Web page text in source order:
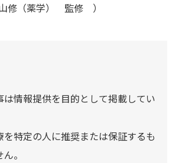
修（薬学） 監修 ）
は情報提供を目的として掲載してい
特定の人に推奨または保証するも
。